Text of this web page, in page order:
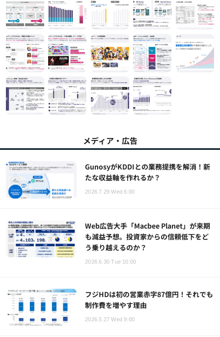
メディア・広告
GunosyがKDDIとの業務提携を解消！新
たな収益軸を作れるか？
2026.7.29 Wed 6:00
Web広告大手「Macbee Planet」が来期
も減益予想。投資家からの信頼低下をど
う乗り越えるのか？
2026.6.30 Tue 10:00
フジHDは初の営業赤字87億円！それでも
制作費を増やす理由
2026.5.27 Wed 9:00